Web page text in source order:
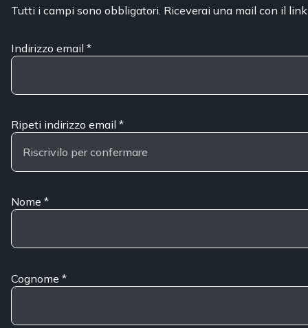
Tutti i campi sono obbligatori. Riceverai una mail con il
Indirizzo email*
Ripeti indirizzo email*
Nome*
Cognome*